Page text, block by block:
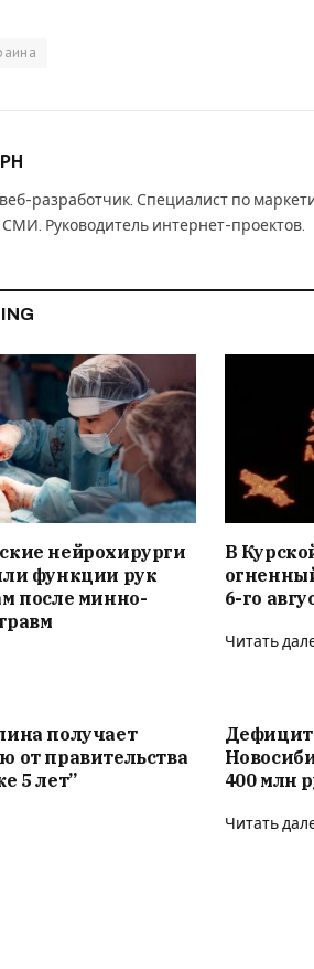
веб-разработчик. Специалист по
Руководитель интернет-проектов.
нейрохирурги
функции рук
после минно-
В
6-го
Читать
получает
от правительства
5 лет”
400 млн
Читать